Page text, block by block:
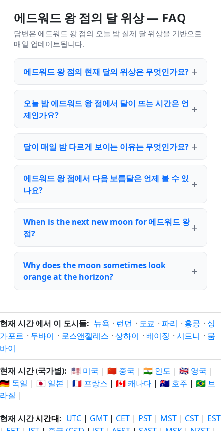
에드워드 왕 점의 달 위상 — FAQ
답변은 에드워드 왕 점의 오늘 밤 실제 달 위상을 기반으로
매일 업데이트됩니다.
에드워드 왕 점의 현재 달의 위상은 무엇인가요?
오늘 밤 에드워드 왕 점에서 달이 뜨는 시간은 언
제인가요?
달이 매일 밤 다르게 보이는 이유는 무엇인가요?
에드워드 왕 점에서 다음 보름달은 언제 볼 수 있
나요?
When is the next new moon for 에드워드 왕
점?
Why does the moon sometimes look
orange at the horizon?
현재 시간 에서 이 도시들: 뉴욕 · 런던 · 도쿄 · 파리 · 홍콩 · 싱
가포르 · 두바이 · 로스앤젤레스 · 상하이 · 베이징 · 시드니 · 뭄
바이
현재 시간 (국가별): 🇺🇸 미국 | 🇨🇳 중국 | 🇮🇳 인도 | 🇬🇧 영국 |
🇩🇪 독일 | 🇯🇵 일본 | 🇫🇷 프랑스 | 🇨🇦 캐나다 | 🇦🇺 호주 | 🇧🇷 브
라질 |
현재 시간시간대: UTC | GMT | CET | PST | MST | CST | EST